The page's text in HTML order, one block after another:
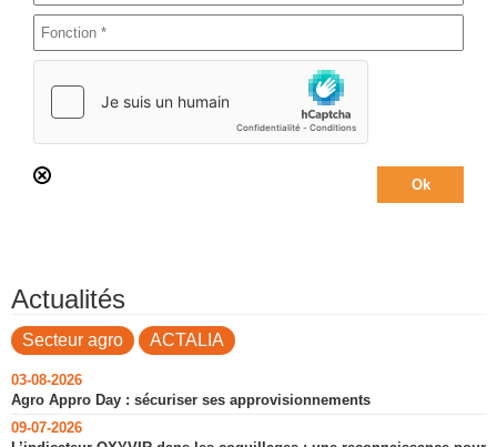
Actualités
Secteur agro ACTALIA
03-08-2026
Agro Appro Day : sécuriser ses approvisionnements
09-07-2026